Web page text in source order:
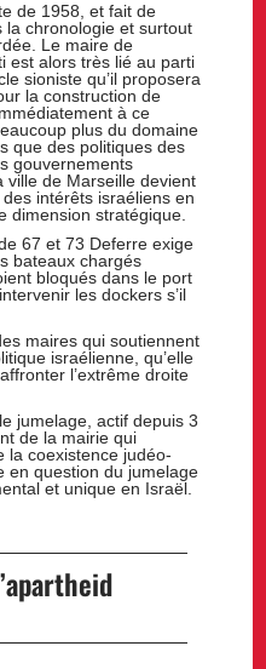
de 1958, et fait de
la chronologie et surtout
Le maire de
est alors très lié au parti
sioniste qu’il proposera
la construction de
à ce
plus du domaine
que des politiques des
gouvernements
ville de Marseille devient
intérêts israéliens en
dimension stratégique.
67 et 73 Deferre exige
bateaux chargés
bloqués dans le port
les dockers s’il
maires qui soutiennent
israélienne, qu’elle
l’extrême droite
jumelage, actif depuis 3
de la mairie qui
la coexistence judéo-
en question du jumelage
et unique en Israël.